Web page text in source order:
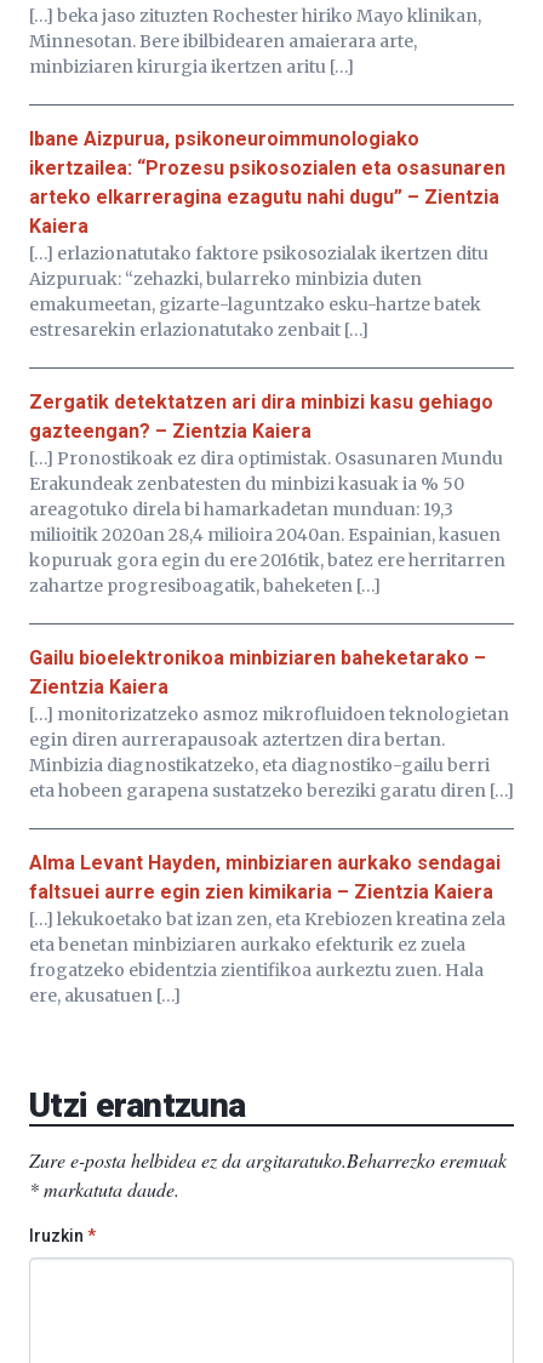
[…] beka jaso zituzten Rochester hiriko Mayo klinikan,
Minnesotan. Bere ibilbidearen amaierara arte,
minbiziaren kirurgia ikertzen aritu […]
Ibane Aizpurua, psikoneuroimmunologiako
ikertzailea: “Prozesu psikosozialen eta osasunaren
arteko elkarreragina ezagutu nahi dugu” – Zientzia
Kaiera
[…] erlazionatutako faktore psikosozialak ikertzen ditu
Aizpuruak: “zehazki, bularreko minbizia duten
emakumeetan, gizarte-laguntzako esku-hartze batek
estresarekin erlazionatutako zenbait […]
Zergatik detektatzen ari dira minbizi kasu gehiago
gazteengan? – Zientzia Kaiera
[…] Pronostikoak ez dira optimistak. Osasunaren Mundu
Erakundeak zenbatesten du minbizi kasuak ia % 50
areagotuko direla bi hamarkadetan munduan: 19,3
milioitik 2020an 28,4 milioira 2040an. Espainian, kasuen
kopuruak gora egin du ere 2016tik, batez ere herritarren
zahartze progresiboagatik, baheketen […]
Gailu bioelektronikoa minbiziaren baheketarako –
Zientzia Kaiera
[…] monitorizatzeko asmoz mikrofluidoen teknologietan
egin diren aurrerapausoak aztertzen dira bertan.
Minbizia diagnostikatzeko, eta diagnostiko-gailu berri
eta hobeen garapena sustatzeko bereziki garatu diren […]
Alma Levant Hayden, minbiziaren aurkako sendagai
faltsuei aurre egin zien kimikaria – Zientzia Kaiera
[…] lekukoetako bat izan zen, eta Krebiozen kreatina zela
eta benetan minbiziaren aurkako efekturik ez zuela
frogatzeko ebidentzia zientifikoa aurkeztu zuen. Hala
ere, akusatuen […]
Utzi erantzuna
Zure e-posta helbidea ez da argitaratuko.Beharrezko eremuak
*markatuta daude.
Iruzkin *